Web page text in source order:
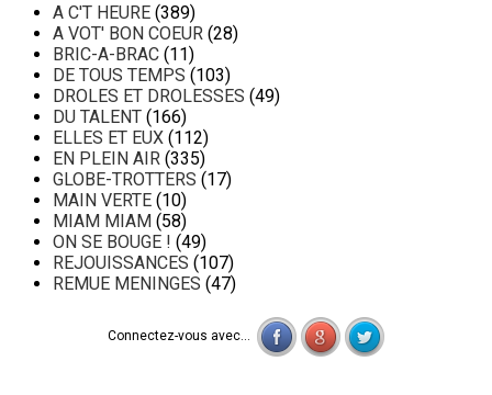
A C'T HEURE (389)
A VOT' BON COEUR (28)
BRIC-A-BRAC (11)
DE TOUS TEMPS (103)
DROLES ET DROLESSES (49)
DU TALENT (166)
ELLES ET EUX (112)
EN PLEIN AIR (335)
GLOBE-TROTTERS (17)
MAIN VERTE (10)
MIAM MIAM (58)
ON SE BOUGE ! (49)
REJOUISSANCES (107)
REMUE MENINGES (47)
Connectez-vous avec...